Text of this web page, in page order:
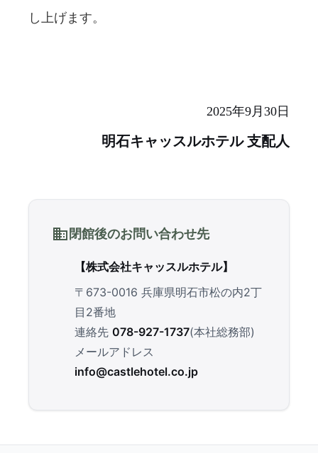
し上げます。
2025年9月30日
明石キャッスルホテル 支配人
閉館後のお問い合わせ先
【株式会社キャッスルホテル】
〒673-0016 兵庫県明石市松の内2丁
目2番地
連絡先 078-927-1737(本社総務部)
メールアドレス
info@castlehotel.co.jp